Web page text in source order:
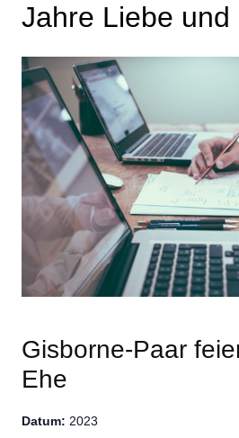
Jahre Liebe und
Gisborne-Paar
Ehe
Datum: 2023